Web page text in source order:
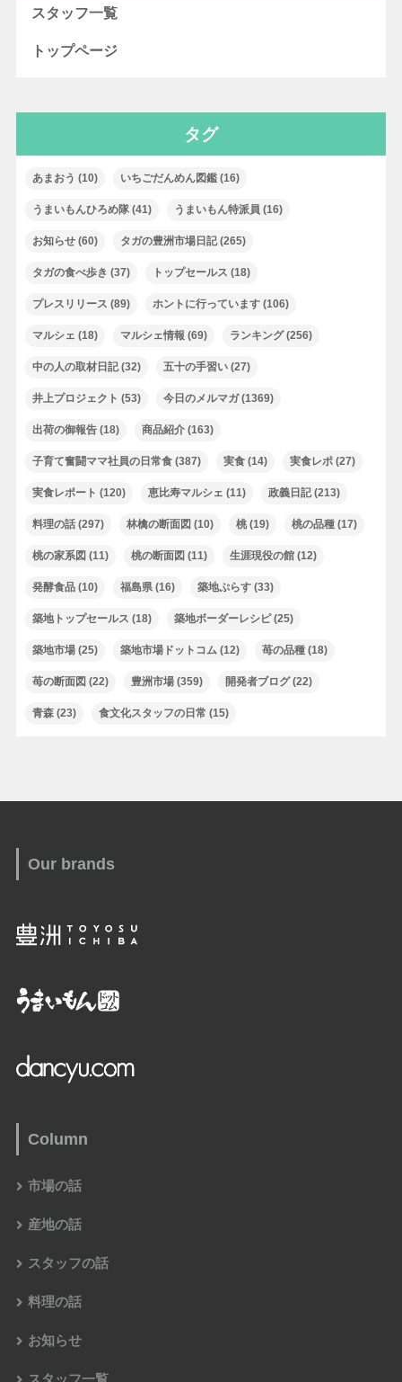
スタッフ一覧
トップページ
タグ
あまおう (10) いちごだんめん図鑑(16)
うまいもんひろめ隊(41) うまいもん特派員 (16)
お知らせ(60) タガの豊洲市場日記(265)
タガの食べ歩き (37) トップセールス (18)
プレスリリース (89) ホントに行っています(106)
マルシェ (18) マルシェ情報 (69) ランキング(256)
中の人の取材日記(32) 五十の手習い(27)
井上プロジェクト (53) 今日のメルマガ(1369)
出荷の御報告(18) 商品紹介(163)
子育て奮闘ママ社員の日常食(387) 実食(14) 実食レポ(27)
実食レポート (120) 恵比寿マルシェ (11) 政義日記(213)
料理の話(297) 林檎の断面図 (10) 桃(19) 桃の品種(17)
桃の家系図 (11) 桃の断面図 (11) 生涯現役の館(12)
発酵食品(10) 福島県(16) 築地ぷらす(33)
築地トップセールス (18) 築地ボーダーレシピ(25)
築地市場(25) 築地市場ドットコム(12) 苺の品種(18)
苺の断面図 (22) 豊洲市場(359) 開発者ブログ(22)
青森(23) 食文化スタッフの日常 (15)
Our brands
Column
市場の話
産地の話
スタッフの話
料理の話
お知らせ
スタッフ一覧